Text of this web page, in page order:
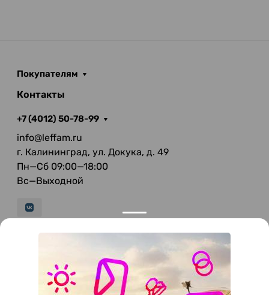
Покупателям
Контакты
+7 (4012) 50-78-99
info@leffam.ru
г. Калининград, ул. Докука, д. 49
Пн—Сб 09:00—18:00
Вс—Выходной
© 2026 LeFFAM — материалы для качественной
мягкой мебели
Получение и обработка персональных данных происходит в
соответствии с Федеральным законом от 27.07.2006 года №152-ФЗ